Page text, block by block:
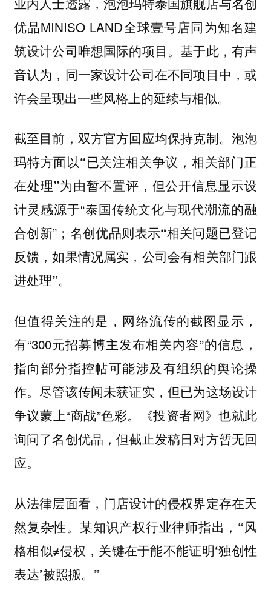
优品MINISO LAND全球壹号店同为知名建
筑设计公司唯想国际的项目。基于此， 有声
音认为，同一家设计公司在不同项目中，或
许会呈现出一些风格上的延续与相似。
截至目前，双方官方回应均保持克制。 泡泡
玛特方面以“已关注相关争议，相关部门正
在处理”为由暂不置评， 但公开信息显示设
计灵感源于“泰国传统文化与现代潮流的融
合创新”； 名创优品则表示“相关问题已登记
反馈，如果情况属实，公司会有相关部门跟
进处理”。
但值得关注的是，网络流传的截图显示，
有“300元招募博主发布相关内容”的信息，
指向部分指控帖可能涉及有组织的舆论操
作。尽管该传闻未获证实，但已为这场设计
争议蒙上“商战”色彩。《投资者网》也就此
询问了名创优品，但截止发稿日对方暂无回
应。
从法律层面看，门店设计的侵权界定存在天
然复杂性。 某知识产权行业律师指出，“风
格相似≠侵权，关键在于能不能证明‘独创性
表达’被照搬。”